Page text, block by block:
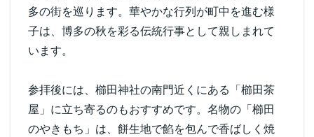
多の街を巡ります。華やかな行列が町中を進む様
子は、博多の秋を彩る伝統行事として親しまれて
います。
参拝後には、櫛田神社の南門近くにある「櫛田茶
屋」に立ち寄るのもおすすめです。名物の「櫛田
のやきもち」は、餅生地で餡を包んで香ばしく焼